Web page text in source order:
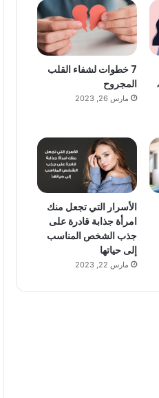
7 خطوات لشفاء القلب
المجروح
مارس 26, 2023
الأسرار التي تجعل منك
امرأة جذابة قادرة على
جذب الشخص المناسب
إلى حياتها
مارس 22, 2023